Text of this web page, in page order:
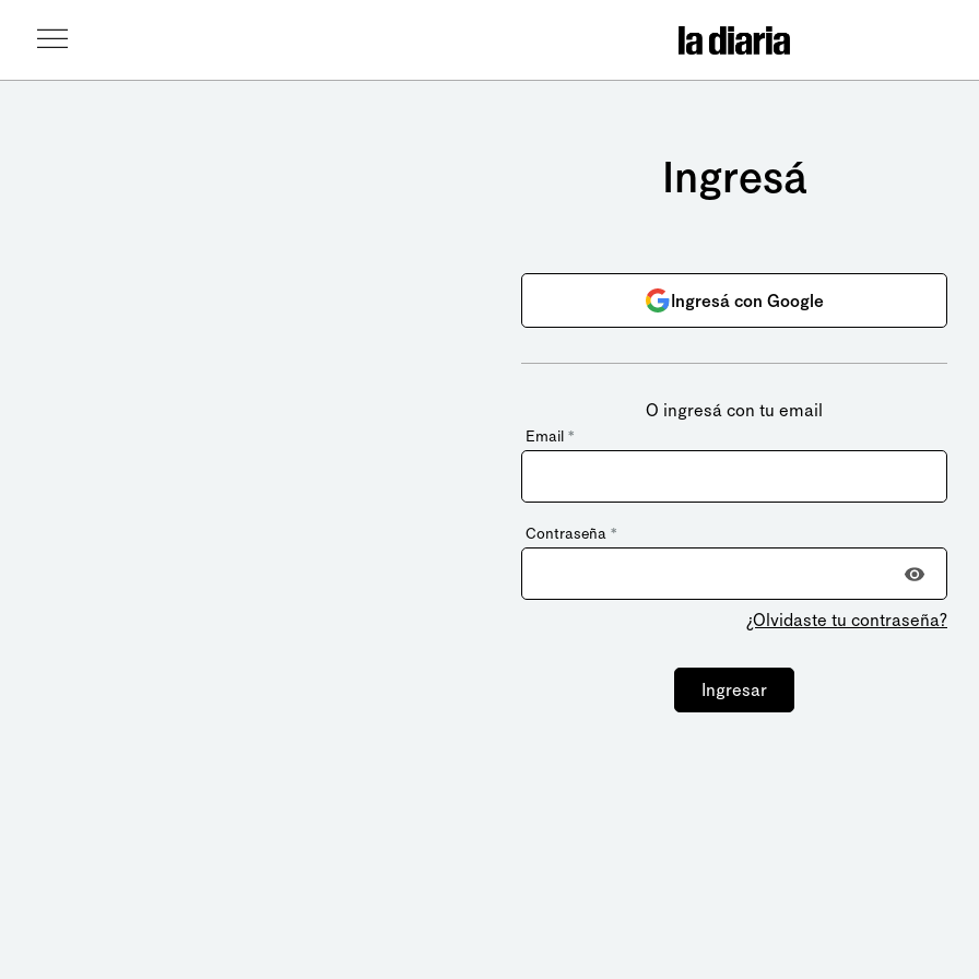
Ingresá
Ingresá con Google
O ingresá con tu email
Email *
Contraseña *
¿Olvidaste tu contraseña?
Ingresar